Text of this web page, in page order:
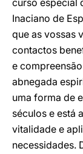
curso especial
Inaciano de
que as vossas
contactos
e
abnegada
uma forma de
séculos e está
vitalidade e
necessidades.